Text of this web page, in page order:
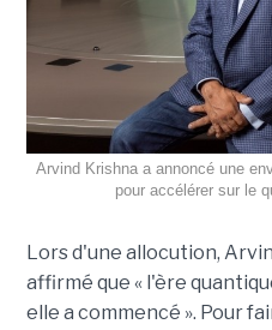
Arvind Krishna a annoncé une
pour accélérer sur le
Lors d'une allocution,
affirmé que « l'ère
elle a commencé ». Pour